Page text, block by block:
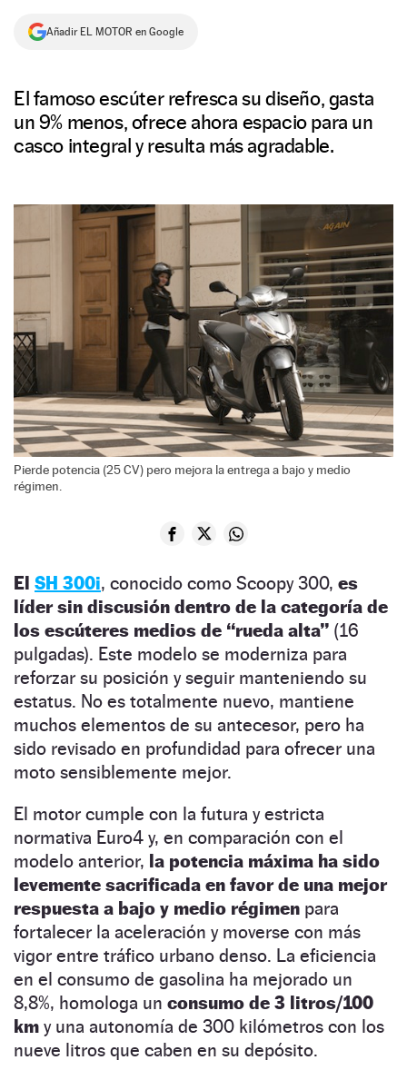
NEWSLETTER
Añadir EL MOTOR en Google
El famoso escúter refresca su diseño, gasta
un 9% menos, ofrece ahora espacio para un
casco integral y resulta más agradable.
Pierde potencia (25 CV) pero mejora la entrega a bajo y medio
régimen.
El SH 300i, conocido como Scoopy 300, es
líder sin discusión dentro de la categoría de
los escúteres medios de “rueda alta” (16
pulgadas). Este modelo se moderniza para
reforzar su posición y seguir manteniendo su
estatus. No es totalmente nuevo, mantiene
muchos elementos de su antecesor, pero ha
sido revisado en profundidad para ofrecer una
moto sensiblemente mejor.
El motor cumple con la futura y estricta
normativa Euro4 y, en comparación con el
modelo anterior, la potencia máxima ha sido
levemente sacrificada en favor de una mejor
respuesta a bajo y medio régimen para
fortalecer la aceleración y moverse con más
vigor entre tráfico urbano denso. La eficiencia
en el consumo de gasolina ha mejorado un
8,8%, homologa un consumo de 3 litros/100
km y una autonomía de 300 kilómetros con los
nueve litros que caben en su depósito.